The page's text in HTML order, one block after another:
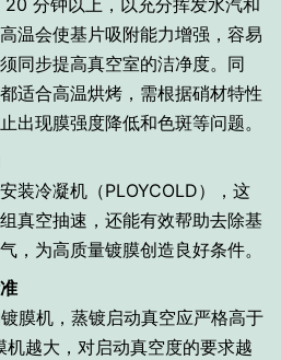
分钟以上，以充分挥发水汽和
温会使基片吸附能力增强，容易
同步提高真空室的洁净度。同
适合高温烘烤，需根据硝材特性
出现膜强度降低和色斑等问题。
装冷凝机（PLOYCOLD），这
真空抽速，还能有效帮助去除基
，为高质量镀膜创造良好条件。
膜机，蒸镀启动真空应严格高于
机越大，对启动真空度的要求越